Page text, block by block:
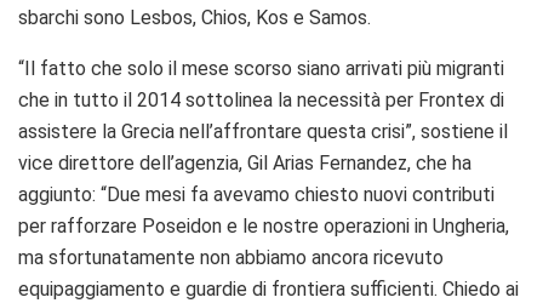
sbarchi sono Lesbos, Chios, Kos e Samos.
“Il fatto che solo il mese scorso siano arrivati più migranti
che in tutto il 2014 sottolinea la necessità per Frontex di
assistere la Grecia nell’affrontare questa crisi”, sostiene il
vice direttore dell’agenzia, Gil Arias Fernandez, che ha
aggiunto: “Due mesi fa avevamo chiesto nuovi contributi
per rafforzare Poseidon e le nostre operazioni in Ungheria,
ma sfortunatamente non abbiamo ancora ricevuto
equipaggiamento e guardie di frontiera sufficienti. Chiedo ai